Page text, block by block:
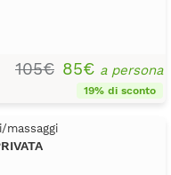
105€ 85€ a persona
19% di sconto
massaggi